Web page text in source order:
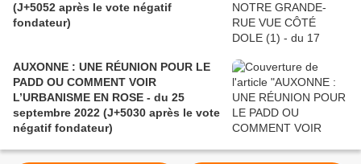
(J+5052 après le vote négatif
fondateur)
AUXONNE : UNE RÉUNION POUR LE
PADD OU COMMENT VOIR
L’URBANISME EN ROSE - du 25
septembre 2022 (J+5030 après le vote
négatif fondateur)